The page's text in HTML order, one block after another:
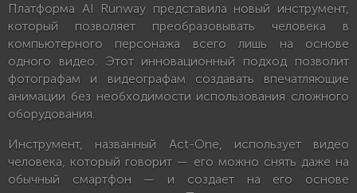
Платформа AI Runway представила новый инструмент,
который позволяет преобразовывать человека в
компьютерного персонажа всего лишь на основе
одного видео. Этот инновационный подход позволит
фотографам и видеографам создавать впечатляющие
анимации без необходимости использования сложного
оборудования.
Инструмент, названный Act-One, использует видео
человека, который говорит — его можно снять даже на
обычный смартфон — и создает на его основе